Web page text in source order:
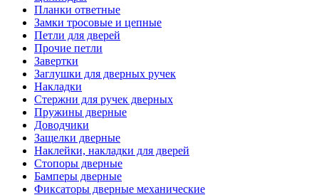
Планки ответные
Замки тросовые и цепные
Петли для дверей
Прочие петли
Завертки
Заглушки для дверных ручек
Накладки
Стержни для ручек дверных
Пружины дверные
Доводчики
Защелки дверные
Наклейки, накладки для дверей
Стопоры дверные
Бамперы дверные
Фиксаторы дверные механические